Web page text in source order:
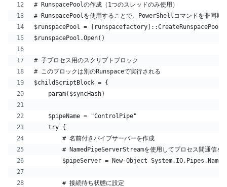
# RunspacePoolの作成（1つのスレッドのみ使用）
# RunspacePoolを使用することで、PowerShellコマンドを非同期
$runspacePool =
$runspacePool.Open()
# 子プロセス用のスクリプトブロック
# このブロックは別のRunspaceで実行される
$childScriptBlock = {
    param($syncHash)
    $pipeName = "ControlPipe"
    try {
        # 名前付きパイプサーバーを作成
# NamedPipeServerStreamを使用してプロセス間通信を
$pipeServer = New-Object
        # 接続待ち状態に設定